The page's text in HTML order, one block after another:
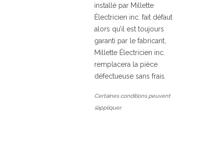
installé par Millette
Électricien inc. fait défaut
alors qu’il est toujours
garanti par le fabricant,
Millette Électricien inc.
remplacera la pièce
défectueuse sans frais.
Certaines conditions peuvent
s’appliquer.